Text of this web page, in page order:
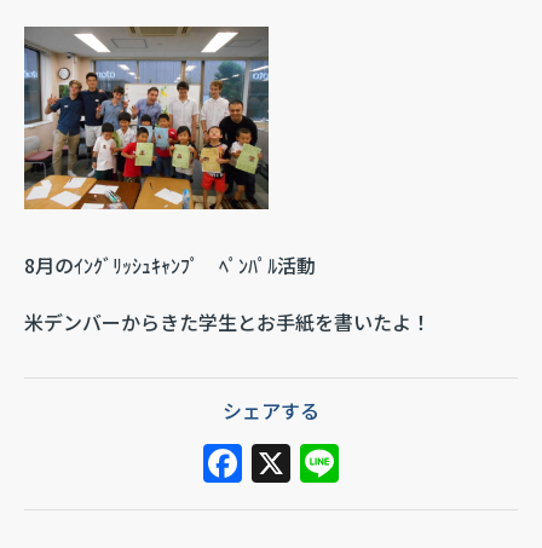
8月のｲﾝｸﾞﾘｯｼｭｷｬﾝﾌﾟ ﾍﾟﾝﾊﾟﾙ活動
米デンバーからきた学生とお手紙を書いたよ！
シェアする
F
a
X
n